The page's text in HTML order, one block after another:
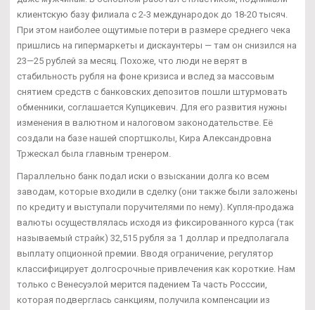
клиентскую базу филиала с 2-3 международок до 18-20 тысяч.
При этом наиболее ощутимые потери в размере среднего чека
пришлись на гипермаркеты и дискаунтеры — там он снизился на
23—25 рублей за месяц. Похоже, что люди не верят в
стабильность рубля на фоне кризиса и вслед за массовым
снятием средств с банковских депозитов пошли штурмовать
обменники, соглашается Купцикевич. Для его развития нужны
изменения в валютном и налоговом законодательстве. Её
создали на базе нашей спортшколы, Кира Александровна
Тржескал была главным тренером.
Параллельно банк подал иски о взыскании долга ко всем
заводам, которые входили в сделку (они также были заложены
по кредиту и выступали поручителями по нему). Купля-продажа
валюты осуществлялась исходя из фиксированного курса (так
называемый страйк) 32,515 рубля за 1 доллар и предполагала
выплату опционной премии. Вводя ограничение, регулятор
классифицирует долгосрочные привлечения как короткие. Нам
только с Венесуэлой мерится падением Та часть Росссии,
которая подверглась санкциям, получила компенсации из